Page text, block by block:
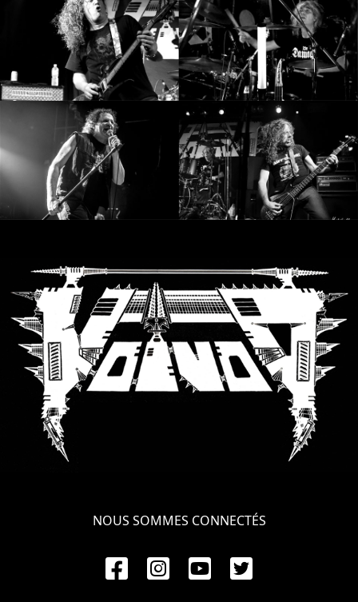
CHOISIR
THÈME
SYMPHONIQUE
MORGOTH
TALES
SYNCHRO
ANARCHY
LOST
MACHINE
NOTHINGFACE
DIMENSION
HATROSS
TECHNOLOGYNOUS SOMMES CONNECTÉS